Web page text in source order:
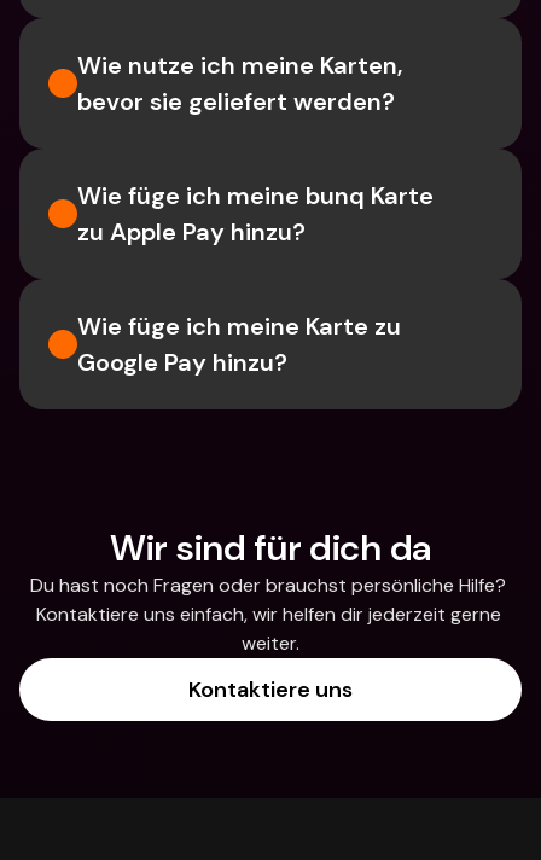
Wie nutze ich meine Karten,
bevor sie geliefert werden?
Wie füge ich meine bunq Karte
zu Apple Pay hinzu?
Wie füge ich meine Karte zu
Google Pay hinzu?
Wir sind für dich da
Du hast noch Fragen oder brauchst persönliche Hilfe?
Kontaktiere uns einfach, wir helfen dir jederzeit gerne
weiter.
Kontaktiere uns